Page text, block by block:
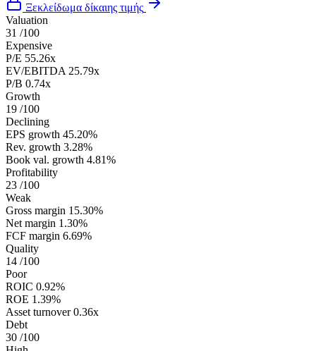
Ξεκλείδωμα δίκαιης τιμής
Valuation
31 /100
Expensive
P/E 55.26x
EV/EBITDA 25.79x
P/B 0.74x
Growth
19 /100
Declining
EPS growth 45.20%
Rev. growth 3.28%
Book val. growth 4.81%
Profitability
23 /100
Weak
Gross margin 15.30%
Net margin 1.30%
FCF margin 6.69%
Quality
14 /100
Poor
ROIC 0.92%
ROE 1.39%
Asset turnover 0.36x
Debt
30 /100